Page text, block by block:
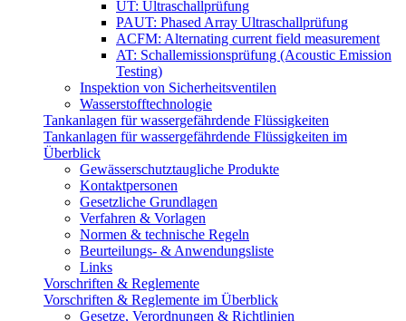
UT: Ultraschallprüfung
PAUT: Phased Array Ultraschallprüfung
ACFM: Alternating current field measurement
AT: Schallemissionsprüfung (Acoustic Emission
Testing)
Inspektion von Sicherheitsventilen
Wasserstofftechnologie
Tankanlagen für wassergefährdende Flüssigkeiten
Tankanlagen für wassergefährdende Flüssigkeiten im
Überblick
Gewässerschutztaugliche Produkte
Kontaktpersonen
Gesetzliche Grundlagen
Verfahren & Vorlagen
Normen & technische Regeln
Beurteilungs- & Anwendungsliste
Links
Vorschriften & Reglemente
Vorschriften & Reglemente im Überblick
Gesetze, Verordnungen & Richtlinien